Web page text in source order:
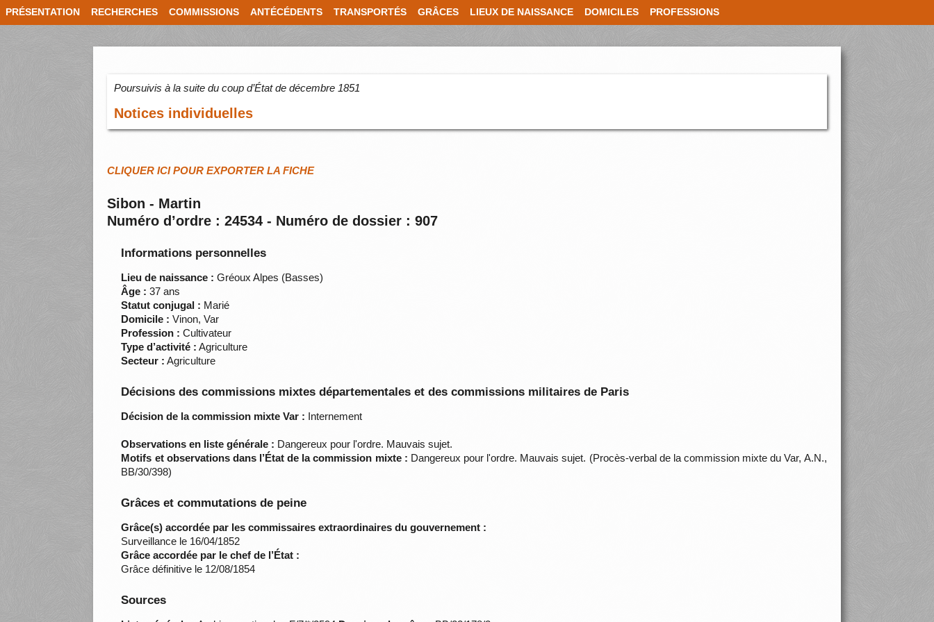
PRÉSENTATION RECHERCHES COMMISSIONS ANTÉCÉDENTS TRANSPORTÉS GRÂCES LIEUX DE NAISSANCE DOMICILES PROFESSIONS
Poursuivis à la suite du coup d’État de décembre 1851
Notices individuelles
CLIQUER ICI POUR EXPORTER LA FICHE
Sibon - Martin
Numéro d’ordre : 24534 - Numéro de dossier : 907
Informations personnelles
Lieu de naissance : Gréoux Alpes (Basses)
Âge : 37 ans
Statut conjugal : Marié
Domicile : Vinon, Var
Profession : Cultivateur
Type d’activité : Agriculture
Secteur : Agriculture
Décisions des commissions mixtes départementales et des commissions militaires de Paris
Décision de la commission mixte Var : Internement
Observations en liste générale : Dangereux pour l'ordre. Mauvais sujet.
Motifs et observations dans l’État de la commission mixte : Dangereux pour l'ordre. Mauvais sujet. (Procès-verbal de la commission mixte du Var, A.N.,
BB/30/398)
Grâces et commutations de peine
Grâce(s) accordée par les commissaires extraordinaires du gouvernement :
Surveillance le 16/04/1852
Grâce accordée par le chef de l’État :
Grâce définitive le 12/08/1854
Sources